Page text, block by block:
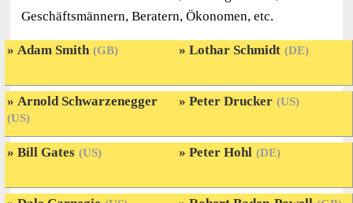
Geschäftsmännern, Beratern, Ökonomen, etc.
Adam Smith (GB)
Arnold Schwarzenegger
(US)
Bill Gates (US)
Lothar Schmidt (DE)
Peter Drucker (US)
Peter Hohl (DE)